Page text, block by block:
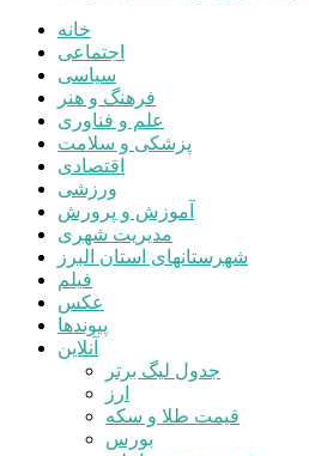
خانه
اجتماعی
سیاسی
فرهنگ و هنر
علم و فناوری
پزشکی و سلامت
اقتصادی
ورزشی
آموزش و پرورش
مدیریت شهری
شهرستانهای استان البرز
فیلم
عکس
پیوندها
آنلاین
جدول لیگ برتر
ارز
قیمت طلا و سکه
بورس